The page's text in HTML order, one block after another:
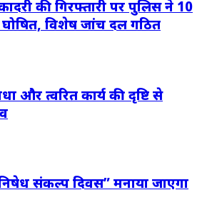
की गिरफ्तारी पर पुलिस ने 10
विशेष जांच दल गठित
और त्वरित कार्य की दृष्टि से
संकल्प दिवस” मनाया जाएगा